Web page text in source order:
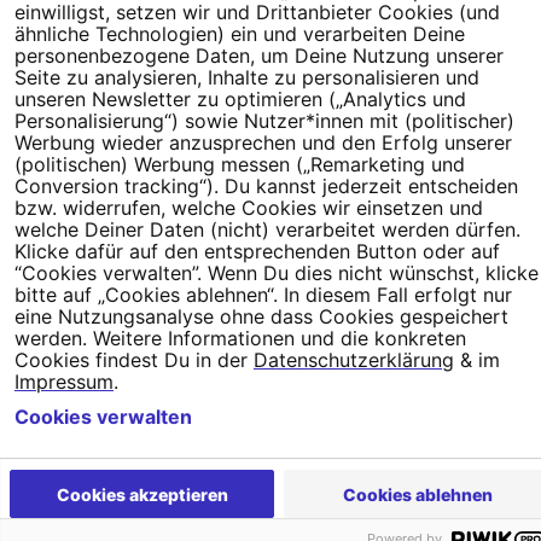
NewsletterHilfe und
FAQKontaktDatenschutz Impressum Cookie Einstellungen
einwilligst, setzen wir und Drittanbieter Cookies (und
ähnliche Technologien) ein und verarbeiten Deine
personenbezogene Daten, um Deine Nutzung unserer
Seite zu analysieren, Inhalte zu personalisieren und
unseren Newsletter zu optimieren („Analytics und
Personalisierung“) sowie Nutzer*innen mit (politischer)
Werbung wieder anzusprechen und den Erfolg unserer
(politischen) Werbung messen („Remarketing und
Conversion tracking“). Du kannst jederzeit entscheiden
bzw. widerrufen, welche Cookies wir einsetzen und
welche Deiner Daten (nicht) verarbeitet werden dürfen.
Klicke dafür auf den entsprechenden Button oder auf
“Cookies verwalten”. Wenn Du dies nicht wünschst, klicke
bitte auf „Cookies ablehnen“. In diesem Fall erfolgt nur
eine Nutzungsanalyse ohne dass Cookies gespeichert
werden. Weitere Informationen und die konkreten
Cookies findest Du in der Datenschutzerklärung & im
Impressum.
Cookies akzeptieren Cookies ablehnen
Cookies verwalten